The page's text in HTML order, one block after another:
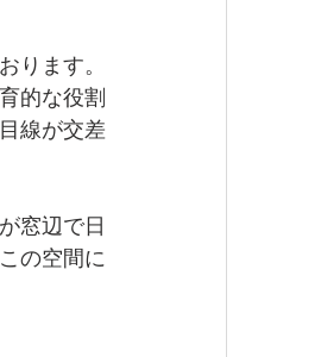
ります。
的な役割
線が交差
窓辺で日
の空間に